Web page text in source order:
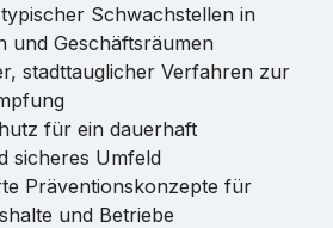
Schwachstellen in
und Geschäftsräumen
stadttauglicher Verfahren zur
für ein dauerhaft
sicheres Umfeld
Präventionskonzepte für
und Betriebe